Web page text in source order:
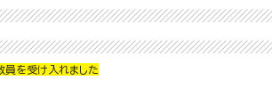
員を受け入れました